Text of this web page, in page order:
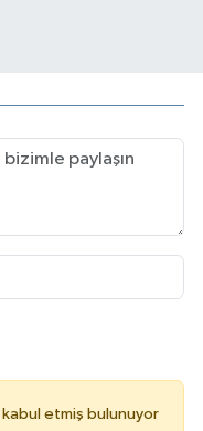
kabul etmiş bulunuyor